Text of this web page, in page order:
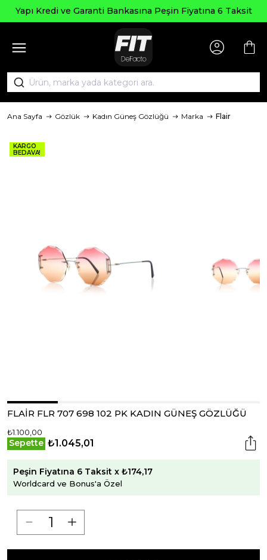
Yapı Kredi ve Garanti Bankasına Peşin Fiyatına 6 Taksit
Ana Sayfa Gözlük Kadın Güneş Gözlüğü Marka Flair
KARGO
BEDAVA!
FLAİR FLR 707 698 102 PK KADIN GÜNEŞ GÖZLÜĞÜ
₺1.100,00
Sepette ₺1.045,01
Peşin Fiyatına 6 Taksit x ₺174,17
Worldcard ve Bonus'a Özel